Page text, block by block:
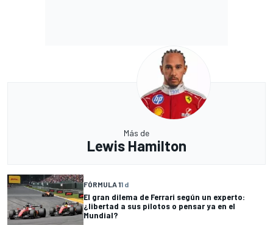
Más de
Lewis Hamilton
FÓRMULA 11 d
El gran dilema de Ferrari según un experto:
¿libertad a sus pilotos o pensar ya en el
Mundial?